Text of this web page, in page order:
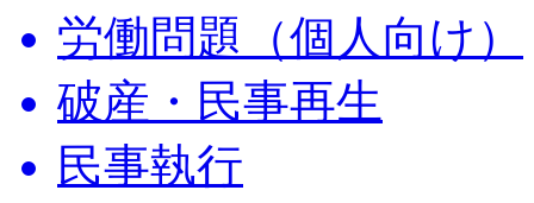
労働問題（個人向け）
破産・民事再生
民事執行